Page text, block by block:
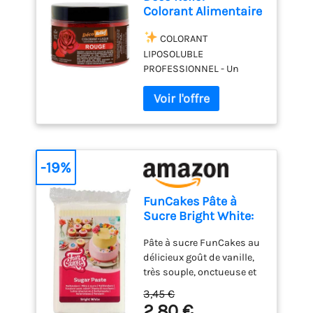
est conçu de manière à ce
que la distribution puisse
être contrôlée très
précisément, que le
dosage soit facile et que le
bouchon reste propre. Le
colorant alimentaire est
pourquoi ne pas faire un
gâteau coloré pour une
fois ? FunCakes est
spécialisé dans les
ingrédients et les produits
pour la décoration de
gâteaux. Nous aimons la
pâtisserie autant que vous
et sommes toujours à la
recherche de produits de
pâtisserie professionnels
pour les pâtissiers
Colorant Alimentaire
Colorant Liposoluble
en Poudre -
Ingrédient Cuisine &
Pâtisserie - Pour
Crèmes au Beurre,
Chocolat, Pâtes
d’Amande, Ganaches
COLORANT
LIPOSOLUBLE
PROFESSIONNEL - Un
colorant alimentaire «
laqu頻 liposoluble pour
colorer vos préparations
d’un joli rouge intense.
crèmes au beurre,
chocolats, pâtes
d’amande, ganaches et
autres préparations
INTENSE - Ce colorant en
poudre se mélange
facilement aux matières
grasses et huiles, ce qui
en fait un ingrédient de
FunCakes Pâte à
Sucre Bright White:
flexible, douce et
pliable, parfaite pour
la décoration de
gâteaux, halal,
casher et sans
Pâte à sucre FunCakes au
délicieux goût de vanille,
très souple, onctueuse et
facile à utiliser grâce à sa
structure fine. Elle est
3,45 €
-19%